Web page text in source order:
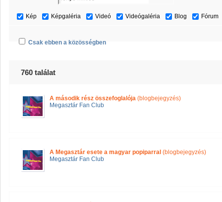
Kép Képgaléria Videó Videógaléria Blog Fórum
Csak ebben a közösségben
760 találat
A második rész összefoglalója (blogbejegyzés)
Megasztár Fan Club
A Megasztár esete a magyar popiparral (blogbejegyzés)
Megasztár Fan Club